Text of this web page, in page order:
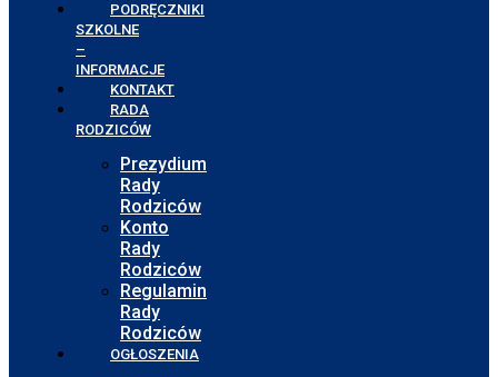
PODRĘCZNIKI
SZKOLNE
–
INFORMACJE
KONTAKT
RADA
RODZICÓW
Prezydium
Rady
Rodziców
Konto
Rady
Rodziców
Regulamin
Rady
Rodziców
OGŁOSZENIA